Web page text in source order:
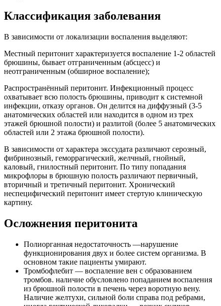
Классификация заболевания
В зависимости от локализации воспаления выделяют:
Местный перитонит характеризуется воспаление 1-2 областей
брюшины, бывает отграниченным (абсцесс) и
неотграниченным (обширное воспаление);
Распространённый перитонит. Инфекционный процесс
охватывает всю полость брюшины, приводит к системной
инфекции, отказу органов. Он делится на диффузный (3-5
анатомических областей или находится в одном из трех
этажей брюшной полости) и разлитой (более 5 анатомических
областей или 2 этажа брюшной полости).
В зависимости от характера экссудата различают серозный,
фибринозный, геморрагический, желчный, гнойный,
каловый, гнилостный перитонит. По типу попадания
микрофлоры в брюшную полость различают первичный,
вторичный и третичный перитонит. Хронический
неспецифический перитонит имеет стертую клиническую
картину.
Осложнения перитонита
Полиорганная недостаточность —нарушение
функционирования двух и более систем организма. В
основном такие пациенты умирают.
Тромбофлебит — воспаление вен с образованием
тромбов. наличие обусловлено попаданием воспаления
из брюшной полости в печень через воротную вену.
Наличие желтухи, сильной боли справа под ребрами,